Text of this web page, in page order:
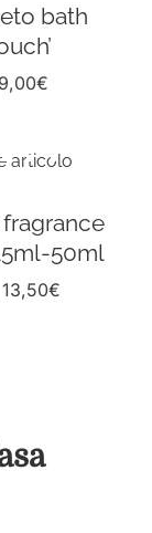
bath
€
50ml
13,50€